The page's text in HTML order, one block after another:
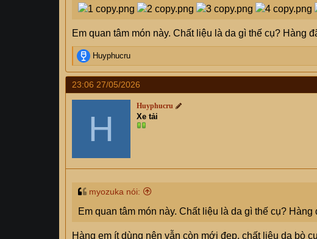
Em quan tâm món này. Chất liệu là da gì thế cụ? Hàng
R
e
a
c
t
n
s
Huyphucru
23:06 27/05/2026
H
Huyphucru
Xe tải
myozuka nói:
Em quan tâm món này. Chất liệu là da gì thế cụ?
Hàng em ít dùng nên vẫn còn mới đẹp, chất liệu da bò